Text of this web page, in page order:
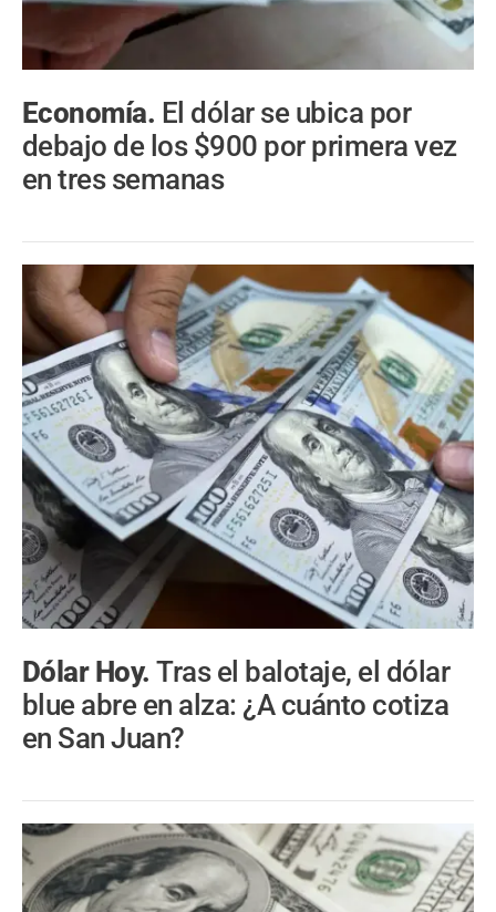
Economía. El dólar se ubica por
debajo de los $900 por primera vez
en tres semanas
Dólar Hoy.Tras el balotaje, el dólar
blue abre en alza: ¿A cuánto cotiza
en San Juan?